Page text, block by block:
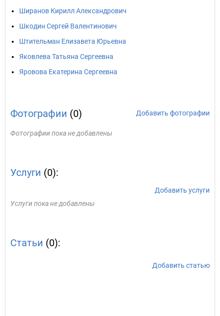
Ширанов Кирилл Александрович
Шкодин Сергей Валентинович
Штительман Елизавета Юрьевна
Яковлева Татьяна Сергеевна
Яровова Екатерина Сергеевна
Фотографии (0) Добавить фотографии
Фотографии пока не добавлены
Услуги (0):
Добавить услуги
Услуги пока не добавлены
Статьи (0):
Добавить статью